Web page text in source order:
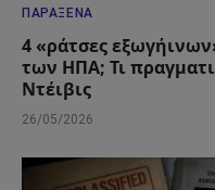
ΠΑΡΆΞΕΝΑ
4 «ράτσες
των ΗΠΑ; Τι
Ντέιβις
26/05/2026